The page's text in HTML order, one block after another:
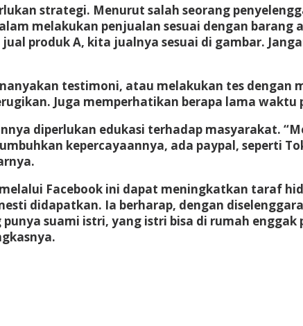
strategi. Menurut salah seorang
melakukan penjualan sesuai dengan barang
produk A, kita jualnya sesuai di gambar.
testimoni, atau melakukan tes dengan
Juga memperhatikan berapa lama waktu
diperlukan edukasi terhadap masyarakat.
kepercayaannya, ada paypal, seperti
Facebook ini dapat meningkatkan taraf
didapatkan. Ia berharap, dengan
suami istri, yang istri bisa di rumah